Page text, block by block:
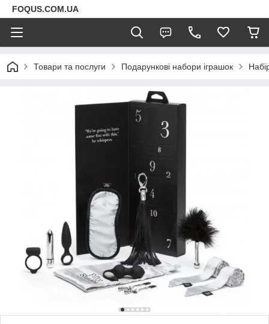
FOQUS.COM.UA
Товари та послуги Подарункові набори іграшок